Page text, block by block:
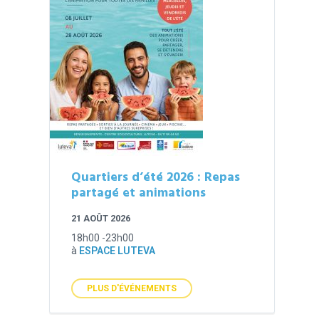
Quartiers d’été 2026 : Repas
partagé et animations
21 AOÛT 2026
18h00 -23h00
à ESPACE LUTEVA
PLUS D'ÉVÉNEMENTS